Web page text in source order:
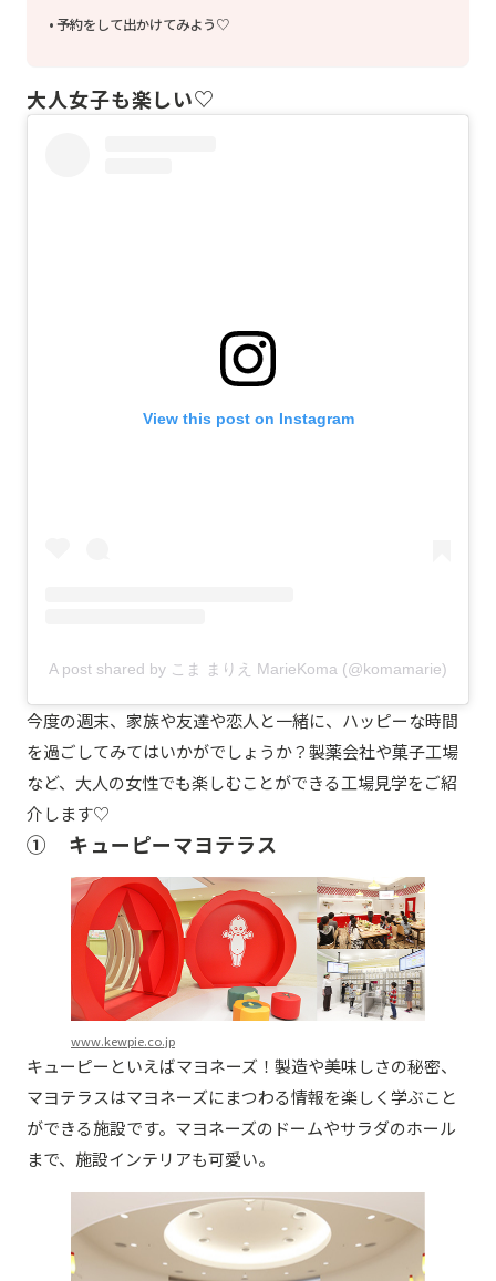
予約をして出かけてみよう♡
大人女子も楽しい♡
View this post on Instagram
A post shared by こま まりえ MarieKoma (@komamarie)
今度の週末、家族や友達や恋人と一緒に、ハッピーな時間
を過ごしてみてはいかがでしょうか？製薬会社や菓子工場
など、大人の女性でも楽しむことができる工場見学をご紹
介します♡
① キューピーマヨテラス
www.kewpie.co.jp
キューピーといえばマヨネーズ！製造や美味しさの秘密、
マヨテラスはマヨネーズにまつわる情報を楽しく学ぶこと
ができる施設です。マヨネーズのドームやサラダのホール
まで、施設インテリアも可愛い。